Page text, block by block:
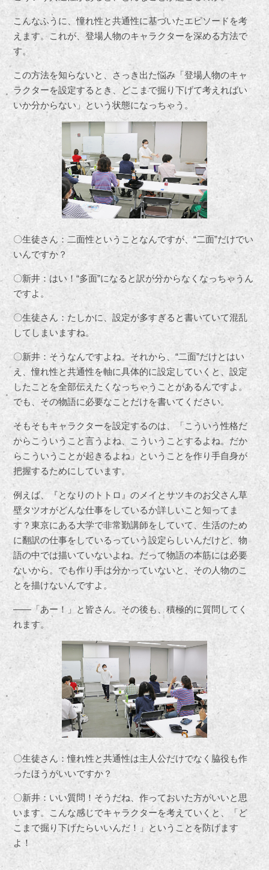
こんなふうに、憧れ性と共通性に基づいたエピソードを考
えます。これが、登場人物のキャラクターを深める方法で
す。
この方法を知らないと、さっき出た悩み「登場人物のキャ
ラクターを設定するとき、どこまで掘り下げて考えればい
いか分からない」という状態になっちゃう。
〇生徒さん：二面性ということなんですが、“二面”だけでい
いんですか？
〇新井：はい！“多面”になると訳が分からなくなっちゃうん
ですよ。
〇生徒さん：たしかに、設定が多すぎると書いていて混乱
してしまいますね。
〇新井：そうなんですよね。それから、“二面”だけとはい
え、憧れ性と共通性を軸に具体的に設定していくと、設定
したことを全部伝えたくなっちゃうことがあるんですよ。
でも、その物語に必要なことだけを書いてください。
そもそもキャラクターを設定するのは、「こういう性格だ
からこういうこと言うよね、こういうことするよね。だか
らこういうことが起きるよね」ということを作り手自身が
把握するためにしています。
例えば、『となりのトトロ』のメイとサツキのお父さん草
壁タツオがどんな仕事をしているか詳しいこと知ってま
す？東京にある大学で非常勤講師をしていて、生活のため
に翻訳の仕事をしているっていう設定らしいんだけど、物
語の中では描いていないよね。だって物語の本筋には必要
ないから。でも作り手は分かっていないと、その人物のこ
とを描けないんですよ。
――「あー！」と皆さん。その後も、積極的に質問してく
れます。
〇生徒さん：憧れ性と共通性は主人公だけでなく脇役も作
ったほうがいいですか？
〇新井：いい質問！そうだね、作っておいた方がいいと思
います。こんな感じでキャラクターを考えていくと、「ど
こまで掘り下げたらいいんだ！」ということを防げます
よ！